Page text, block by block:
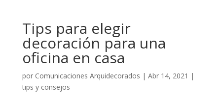
Tips para elegir
decoración para una
oficina en casa
por Comunicaciones Arquidecorados | Abr 14, 2021 |
tips y consejos